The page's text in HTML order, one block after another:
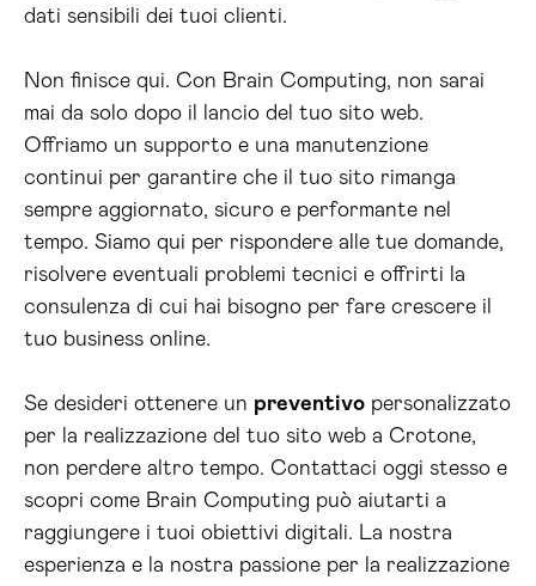
dati sensibili dei tuoi clienti.
Non finisce qui. Con Brain Computing, non sarai
mai da solo dopo il lancio del tuo sito web.
Offriamo un supporto e una manutenzione
continui per garantire che il tuo sito rimanga
sempre aggiornato, sicuro e performante nel
tempo. Siamo qui per rispondere alle tue domande,
risolvere eventuali problemi tecnici e offrirti la
consulenza di cui hai bisogno per fare crescere il
tuo business online.
Se desideri ottenere un preventivo personalizzato
per la realizzazione del tuo sito web a Crotone,
non perdere altro tempo. Contattaci oggi stesso e
scopri come Brain Computing può aiutarti a
raggiungere i tuoi obiettivi digitali. La nostra
esperienza e la nostra passione per la realizzazione